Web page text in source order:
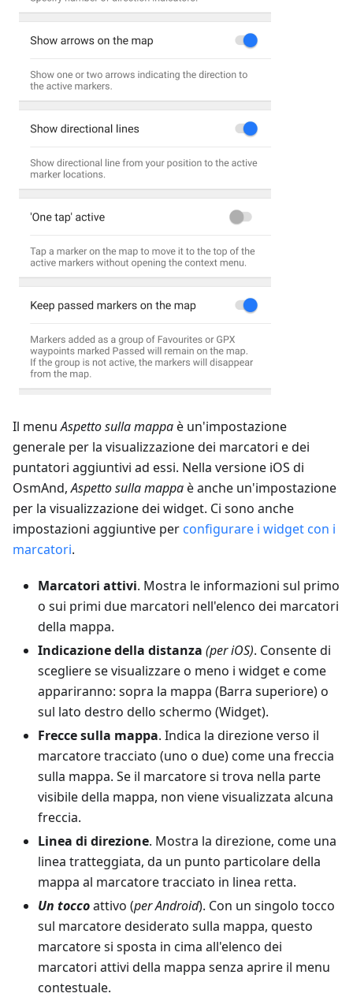
Il menuAspetto sulla mappaè un'impostazione
generale per la visualizzazione dei marcatori e dei
puntatori aggiuntivi ad essi. Nella versione iOS di
OsmAnd,Aspetto sulla mappaè anche un'impostazione
per la visualizzazione dei widget. Ci sono anche
impostazioni aggiuntive per configurare i widget con i
marcatori.
Marcatori attivi. Mostra le informazioni sul primo
o sui primi due marcatori nell'elenco dei marcatori
della mappa.
Indicazione della distanza (per iOS). Consente di
scegliere se visualizzare o meno i widget e come
appariranno: sopra la mappa (Barra superiore) o
sul lato destro dello schermo (Widget).
Frecce sulla mappa. Indica la direzione verso il
marcatore tracciato (uno o due) come una freccia
sulla mappa. Se il marcatore si trova nella parte
visibile della mappa, non viene visualizzata alcuna
freccia.
Linea di direzione. Mostra la direzione, come una
linea tratteggiata, da un punto particolare della
mappa al marcatore tracciato in linea retta.
Un toccoattivo (per Android). Con un singolo tocco
sul marcatore desiderato sulla mappa, questo
marcatore si sposta in cima all'elenco dei
marcatori attivi della mappa senza aprire il menu
contestuale.